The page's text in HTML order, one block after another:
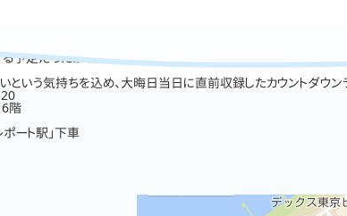
予定だったが、日々状況が変化する新型コロナウイルスの影
という気持ちを込め、大晦日当日に直前収録したカウントダウン
階
ート駅」下車